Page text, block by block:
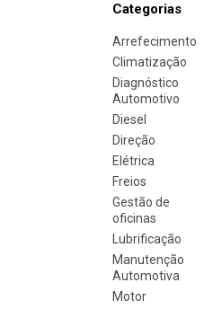
Categorias
Arrefecimento
Climatização
Diagnóstico
Automotivo
Diesel
Direção
Elétrica
Freios
Gestão de
oficinas
Lubrificação
Manutenção
Automotiva
Motor